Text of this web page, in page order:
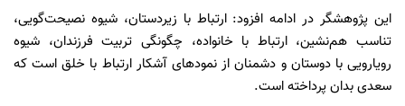
این پژوهشگر در ادامه افزود: ارتباط با زیردستان، شیوه نصیحت‌گویی،
تناسب هم‌نشین، ارتباط با خانواده، چگونگی تربیت فرزندان، شیوه
رویارویی با دوستان و دشمنان از نمودهای آشکار ارتباط با خلق است که
سعدی بدان پرداخته است.